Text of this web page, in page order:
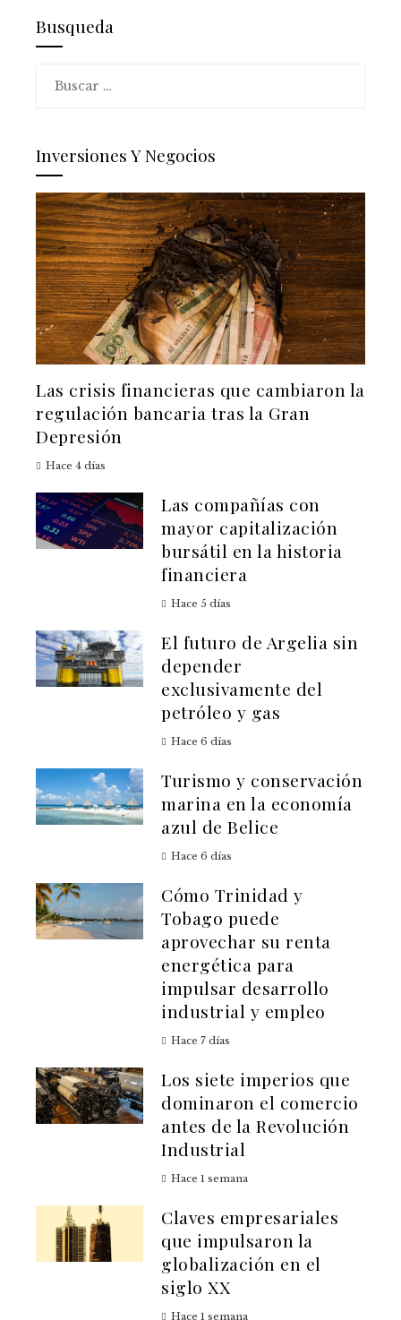
Busqueda
Inversiones Y Negocios
Las crisis financieras que cambiaron la
regulación bancaria tras la Gran
Depresión
Hace 4 días
Las compañías con
mayor capitalización
bursátil en la historia
financiera
Hace 5 días
El futuro de Argelia sin
depender
exclusivamente del
petróleo y gas
Hace 6 días
Turismo y conservación
marina en la economía
azul de Belice
Hace 6 días
Cómo Trinidad y
Tobago puede
aprovechar su renta
energética para
impulsar desarrollo
industrial y empleo
Hace 7 días
Los siete imperios que
dominaron el comercio
antes de la Revolución
Industrial
Hace 1 semana
Claves empresariales
que impulsaron la
globalización en el
siglo XX
Hace 1 semana